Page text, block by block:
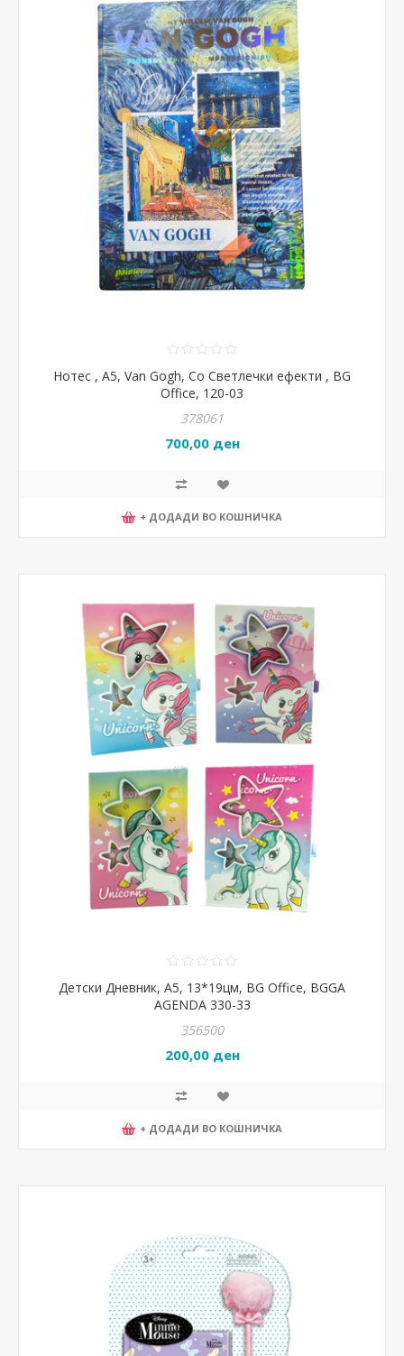
Нотес , А5, Van Gogh, Со Светлечки ефекти , BG
Office, 120-03
378061
700,00 ден
+ ДОДАДИ ВО КОШНИЧКА
Детски Дневник, А5, 13*19цм, BG Office, BGGA
AGENDA 330-33
356500
200,00 ден
+ ДОДАДИ ВО КОШНИЧКА